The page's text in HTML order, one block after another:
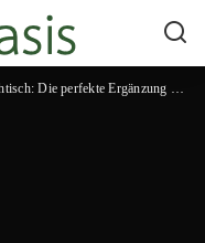
perfekte Ergänzung für dein Wohnzimmer!